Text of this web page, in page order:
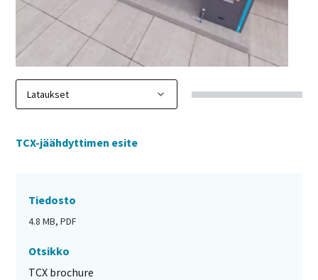
TCX-jäähdyttimen esite
Tiedosto
4.8 MB, PDF
Otsikko
TCX brochure